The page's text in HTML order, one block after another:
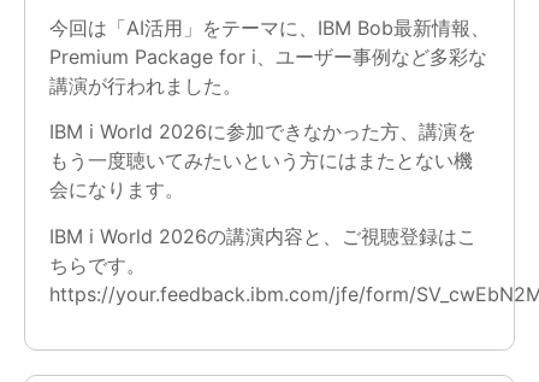
今回は「AI活用」をテーマに、IBM Bob最新情報、
Premium Package for i、ユーザー事例など多彩な
講演が行われました。
IBM i World 2026に参加できなかった方、講演を
もう一度聴いてみたいという方にはまたとない機
会になります。
IBM i World 2026の講演内容と、ご視聴登録はこ
ちらです。
https://your.feedback.ibm.com/jfe/form/